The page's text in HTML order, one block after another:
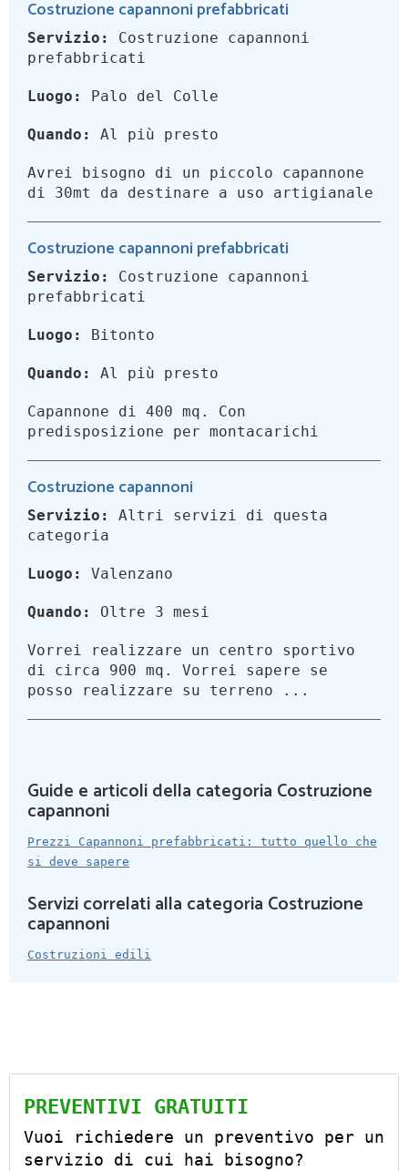
Costruzione capannoni prefabbricati
Servizio:
Costruzione capannoni
prefabbricati
Luogo: Palo del Colle
Quando: Al più presto
Avrei bisogno di un piccolo capannone
di 30mt da destinare a uso artigianale
Costruzione capannoni prefabbricati
Servizio:
Costruzione capannoni
prefabbricati
Luogo: Bitonto
Quando: Al più presto
Capannone di 400 mq. Con
predisposizione per montacarichi
Costruzione capannoni
Servizio:
Altri servizi di questa
categoria
Luogo: Valenzano
Quando: Oltre 3 mesi
Vorrei realizzare un centro sportivo
di circa 900 mq. Vorrei sapere se
posso realizzare su terreno ...
Guide e articoli della categoria Costruzione
capannoni
Prezzi Capannoni prefabbricati: tutto quello che
si deve sapere
Servizi correlati alla categoria Costruzione
capannoni
Costruzioni edili
PREVENTIVI GRATUITI
Vuoi richiedere un preventivo per un
servizio di cui hai bisogno?